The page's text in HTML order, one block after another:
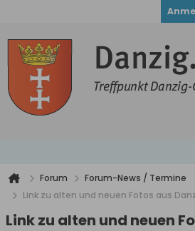
Forum
Forum-News / Termine
Link zu alten und neuen Fotos aus
Link zu alten und neuen